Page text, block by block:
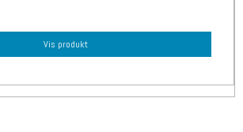
Vis produkt